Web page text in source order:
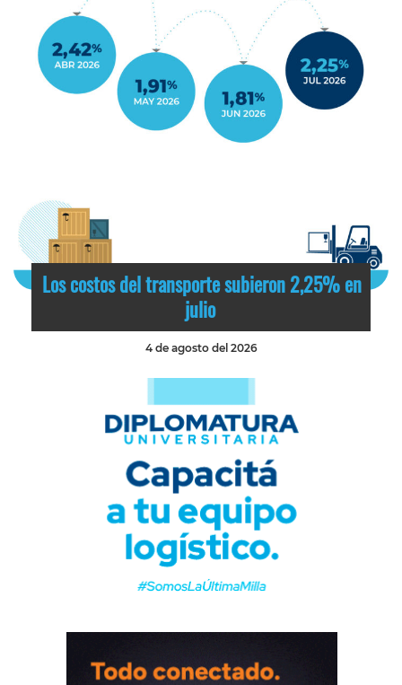
Los costos del transporte subieron 2,25% en
julio
4 de agosto del 2026